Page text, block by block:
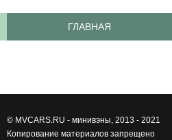
ГЛАВНАЯ
© MVCARS.RU - минивэны, 2013 - 2021
Копирование материалов запрещено